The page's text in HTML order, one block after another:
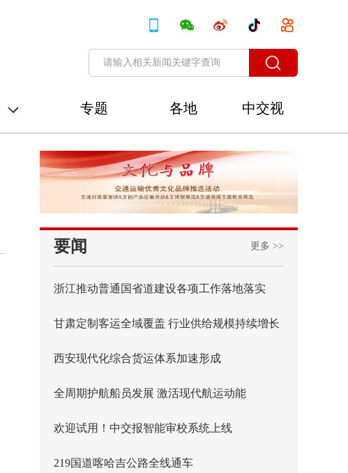
专题 各地
中交视
讯
要闻 更多 >>
浙江推动普通国省道建设各项工作落地落实
甘肃定制客运全域覆盖 行业供给规模持续增长
西安现代化综合货运体系加速形成
全周期护航船员发展 激活现代航运动能
欢迎试用！中交报智能审校系统上线
219国道喀哈吉公路全线通车